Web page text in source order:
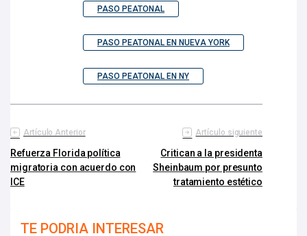
PASO PEATONAL
PASO PEATONAL EN NUEVA YORK
PASO PEATONAL EN NY
Artículo Anterior
Refuerza Florida política
migratoria con acuerdo con
ICE
Artículo siguiente
Critican a la presidenta
Sheinbaum por presunto
tratamiento estético
TE PODRIA INTERESAR